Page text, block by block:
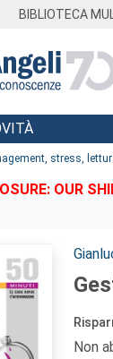
BIBLIOTECA
stress,
OUR
Autori:
Non